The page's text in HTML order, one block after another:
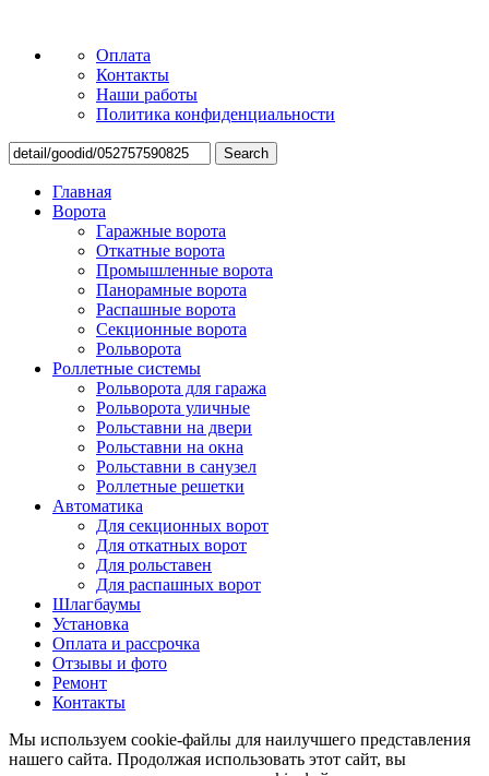
Оплата
Контакты
Наши работы
Политика конфиденциальности
Search
Главная
Ворота
Гаражные ворота
Откатные ворота
Промышленные ворота
Панорамные ворота
Распашные ворота
Секционные ворота
Рольворота
Роллетные системы
Рольворота для гаража
Рольворота уличные
Рольставни на двери
Рольставни на окна
Рольставни в санузел
Роллетные решетки
Автоматика
Для секционных ворот
Для откатных ворот
Для рольставен
Для распашных ворот
Шлагбаумы
Установка
Оплата и рассрочка
Отзывы и фото
Ремонт
Контакты
Мы используем cookie-файлы для наилучшего представления
нашего сайта. Продолжая использовать этот сайт, вы